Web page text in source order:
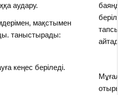
аудару.
мақстымен
таныстырады:
кеңес беріледі.